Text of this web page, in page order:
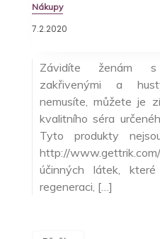
Nákupy
7.2.2020
Závidíte ženám s
zakřivenými a
nemusíte, můžete je
kvalitního séra
Tyto produkty
http://
účinných látek,
regeneraci, […]